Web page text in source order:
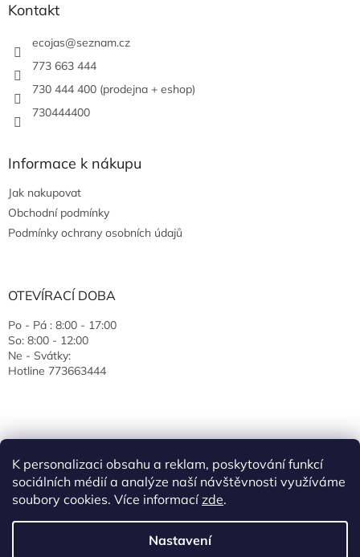
K personalizaci obsahu a reklam, poskytování funkcí
sociálních médií a analýze naší návštěvnosti využíváme
soubory cookies. Více informacízde.
Nastavení
Kontakt
ecojas@seznam.cz
773 663 444
730 444 400 (prodejna + eshop)
730444400
Informace k nákupu
Jak nakupovat
Obchodní podmínky
Podmínky ochrany osobních údajů
OTEVÍRACÍ DOBA
Po - Pá : 8:00 - 17:00
So: 8:00 - 12:00
Ne - Svátky:
Hotline 773663444